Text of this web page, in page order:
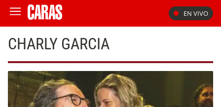
EN VIVO
CHARLY GARCIA